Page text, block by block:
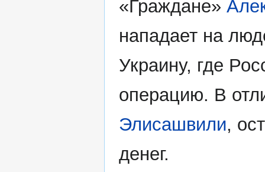
«Граждане»
нападает на
Украину, где
операцию. В
Элисашвили,
денег.